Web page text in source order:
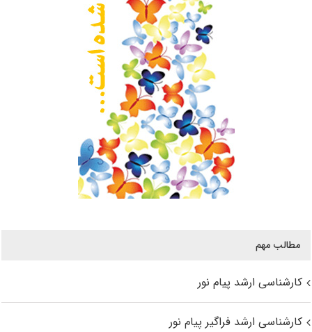
مطالب مهم
کارشناسی ارشد پیام نور
کارشناسی ارشد فراگیر پیام نور